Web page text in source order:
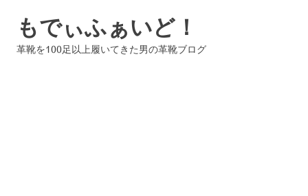
もでぃふぁいど！
革靴を100足以上履いてきた男の革靴ブログ